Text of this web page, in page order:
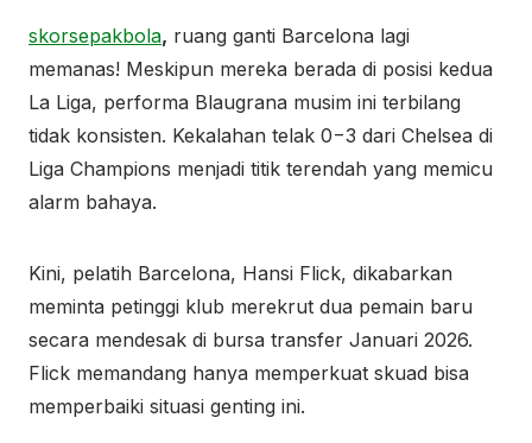
skorsepakbola, ruang ganti Barcelona lagi
memanas! Meskipun mereka berada di posisi kedua
La Liga, performa Blaugrana musim ini terbilang
tidak konsisten. Kekalahan telak 0−3 dari Chelsea di
Liga Champions menjadi titik terendah yang memicu
alarm bahaya.
Kini, pelatih Barcelona, Hansi Flick, dikabarkan
meminta petinggi klub merekrut dua pemain baru
secara mendesak di bursa transfer Januari 2026.
Flick memandang hanya memperkuat skuad bisa
memperbaiki situasi genting ini.